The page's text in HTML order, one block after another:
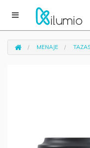
MENAJE